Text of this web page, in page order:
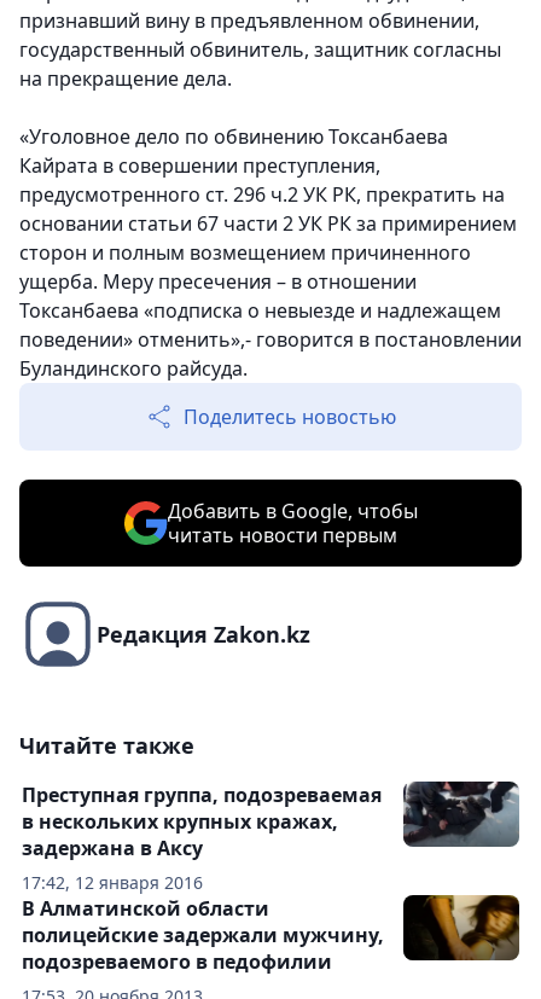
признавший вину в предъявленном обвинении,
государственный обвинитель, защитник согласны
на прекращение дела.
«Уголовное дело по обвинению Токсанбаева
Кайрата в совершении преступления,
предусмотренного ст. 296 ч.2 УК РК, прекратить на
основании статьи 67 части 2 УК РК за примирением
сторон и полным возмещением причиненного
ущерба. Меру пресечения – в отношении
Токсанбаева «подписка о невыезде и надлежащем
поведении» отменить»,- говорится в постановлении
Буландинского райсуда.
Поделитесь новостью
Добавить в Google, чтобы
читать новости первым
Редакция Zakon.kz
Читайте также
17:42, 12 января 2016
Преступная группа, подозреваемая
в нескольких крупных кражах,
задержана в Аксу
В Алматинской области
полицейские задержали мужчину,
подозреваемого в педофилии